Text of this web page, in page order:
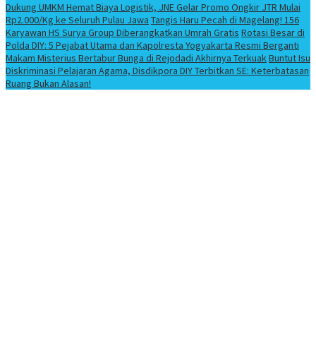
Dukung UMKM Hemat Biaya Logistik, JNE Gelar Promo Ongkir JTR Mulai
Rp2.000/Kg ke Seluruh Pulau Jawa Tangis Haru Pecah di Magelang! 156
Karyawan HS Surya Group Diberangkatkan Umrah Gratis Rotasi Besar di
Polda DIY: 5 Pejabat Utama dan Kapolresta Yogyakarta Resmi Berganti
Makam Misterius Bertabur Bunga di Rejodadi Akhirnya TerkuakBuntut Isu
Diskriminasi Pelajaran Agama, Disdikpora DIY Terbitkan SE: Keterbatasan
Ruang Bukan Alasan!